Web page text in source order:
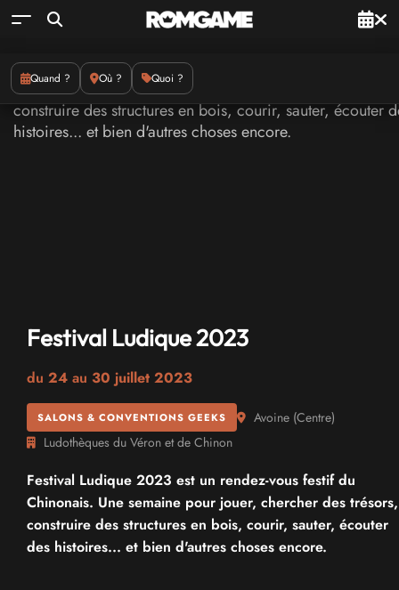
Quand ? Où ? Quoi ?
Festival Ludique 2023
du 24 au 30 juillet 2023
SALONS & CONVENTIONS GEEKS Avoine (Centre)
Ludothèques du Véron et de Chinon
Festival Ludique 2023 est un rendez-vous festif du
Chinonais. Une semaine pour jouer, chercher des trésors,
construire des structures en bois, courir, sauter, écouter
des histoires... et bien d'autres choses encore.